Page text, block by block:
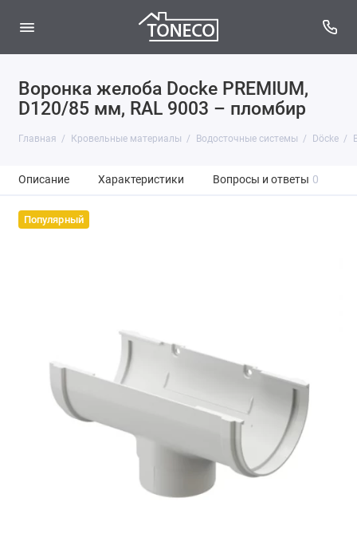
Воронка желоба Docke PREMIUM,
D120/85 мм, RAL 9003 – пломбир
Главная Кровельные материалы Водосточные системы Döcke
Описание Характеристики Вопросы и ответы 0
Популярный